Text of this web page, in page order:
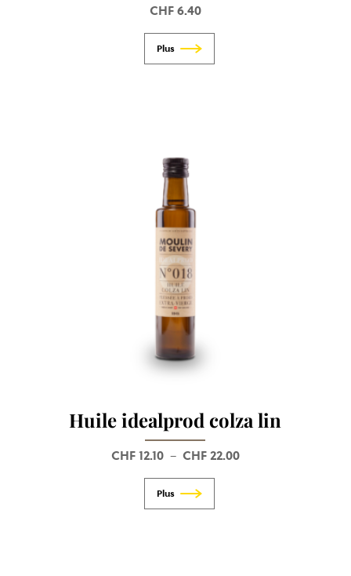
CHF6.40
Huile idealprod colza lin
CHF12.10 – CHF22.00Plage